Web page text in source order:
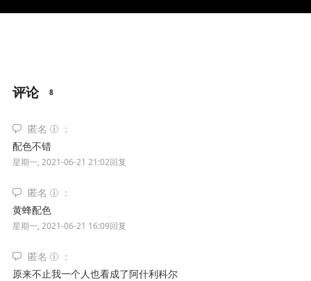
评论 8
匿名
配色不错
星期一, 2021-06-21 21:02回复
匿名
黄蜂配色
星期一, 2021-06-21 16:09回复
匿名
原来不止我一个人也看成了阿什利科尔